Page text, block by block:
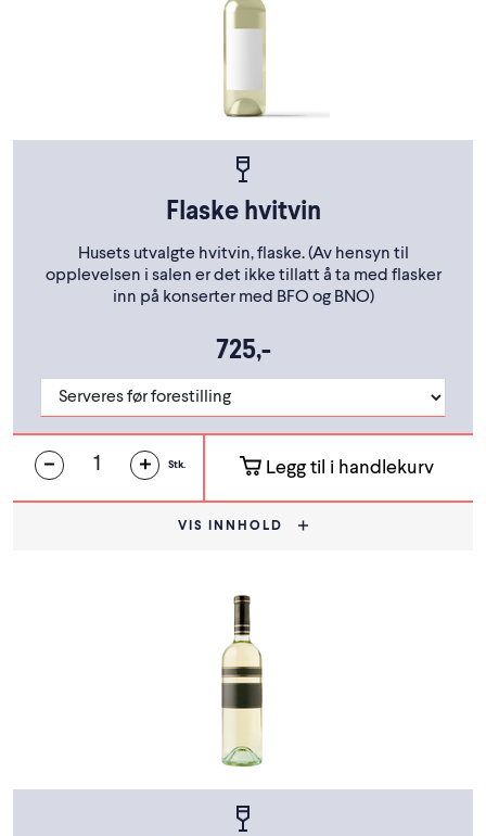
Flaske hvitvin
Husets utvalgte hvitvin, flaske. (Av hensyn til
opplevelsen i salen er det ikke tillatt å ta med flasker
inn på konserter med BFO og BNO)
725,-
Stk. Legg til i handlekurv
VIS INNHOLD